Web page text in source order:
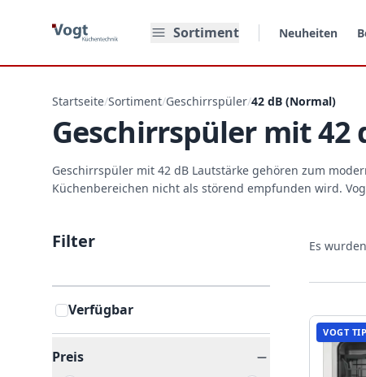
Sortiment
Neuheiten
Startseite/Sortiment/Geschirrspüler/42 dB (Normal)
Geschirrspüler mit 42
Geschirrspüler mit 42 dB Lautstärke gehören zum
Küchenbereichen nicht als störend empfunden wird.
Filter
Verfügbar
Preis
Es wurden
VOGT